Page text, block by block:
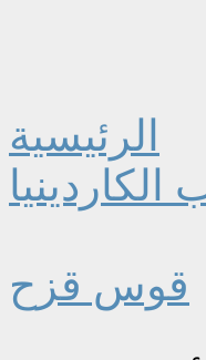
الرئيسية
الكاردينيا
قوس قزح